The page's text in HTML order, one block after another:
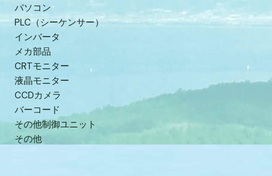
パソコン
PLC（シーケンサー）
インバータ
メカ部品
CRTモニター
液晶モニター
CCDカメラ
バーコード
その他制御ユニット
その他